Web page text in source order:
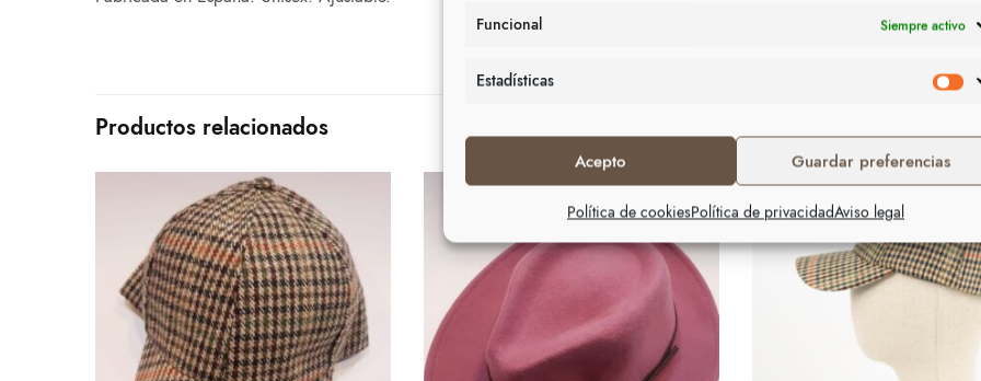
Funcional
Siempre activo
Estadísticas
Acepto Guardar preferencias
Política de cookiesPolítica de privacidadAviso legal
Productos relacionados